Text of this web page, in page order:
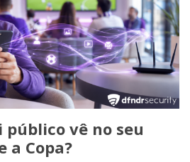
público vê no seu
a Copa?